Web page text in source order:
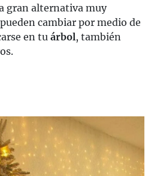
gran alternativa muy
cambiar por medio de
en tuárbol, también